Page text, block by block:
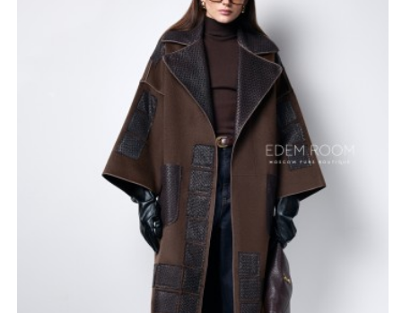
уровень изделия. Максимальная длина до ста сорока
сантиметров в совокупности с прямым кроем
визуально вытягивает силуэт, создавая статный и
уверенный образ, подходящий для самых
ответственных встреч или светских выходов.
Произведенное в Турции по итальянским лекалам, это
пальто соответствует стандартам люксового
сегмента и обеспечивает идеальную посадку на любую
фигуру благодаря расширенной размерной сетке.
Натуральная шерсть гарантирует комфорт в
прохладную погоду, а кожаные элементы добавляют
практичности и долговечности наиболее уязвимым
зонам. Дизайн модели позволяет легко варьировать
аксессуары, каждый раз создавая новые